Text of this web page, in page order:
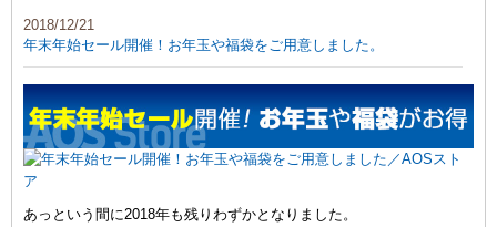
2018/12/21
年末年始セール開催！お年玉や福袋をご用意しました。
あっという間に2018年も残りわずかとなりました。